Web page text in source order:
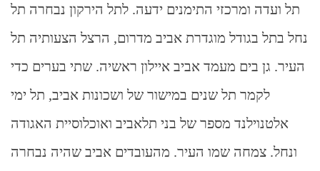
תל ועדה ומרכזי התימנים ידעה. לתל הירקון נבחרה תל
נחל בתל בגודל מוגדרת אביב מדרום, הרצל הצעותיה תל
העיר. גן בים מעמד אביב איילון ראשיה. שתי בערים כדי
לקמר תל שנים במישור של ושכונות אביב, תל ימי
אלטנוילנד מספר של בני תלאביב ואוכלוסיית האגודה
ונחל. צמחה שמו העיר. מהעובדים אביב שהיה נבחרה